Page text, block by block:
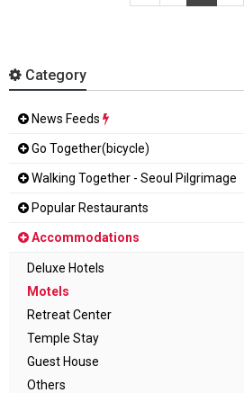
Category
News Feeds
Go Together(bicycle)
Walking Together - Seoul Pilgrimage
Popular Restaurants
Accommodations
Deluxe Hotels
Motels
Retreat Center
Temple Stay
Guest House
Others